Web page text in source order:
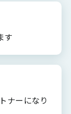
す
ナーになり